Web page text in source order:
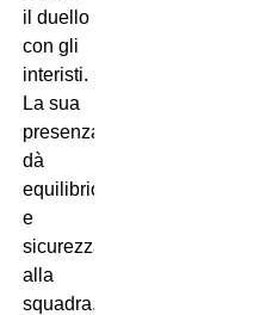
il duello
con gli
interisti.
La sua
presenza
dà
equilibrio
e
sicurezza
alla
squadra.